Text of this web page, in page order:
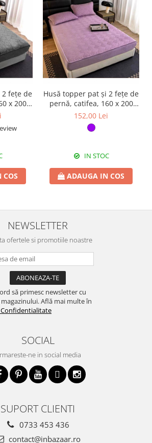
fețe de
x 200
Husă topper pat și 2 fețe de
pernă, catifea, 160 x 200
cm, 3 piese, HPP72
152,00 Lei
IN STOC
ADAUGA IN COS
NEWSLETTER
ofertele si promotiile noastre
să primesc newsletter cu
Află mai multe în
SOCIAL
ne in social media
SUPORT CLIENTI
0733 453 436
contact@inbazaar.ro